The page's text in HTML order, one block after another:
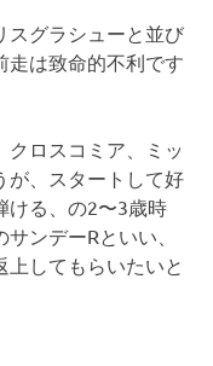
スグラシューと並び
走は致命的不利です
クロスコミア、ミッ
が、スタートして好
る、の2〜3歳時
ンデーRといい、
してもらいたいと